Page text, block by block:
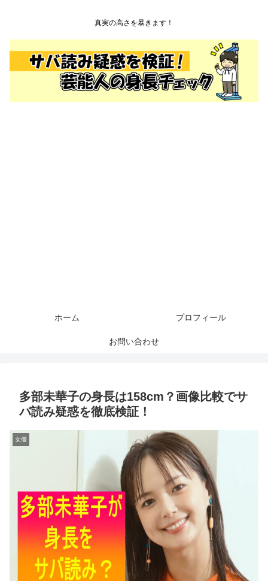
真実の高さを暴きます！
ホーム プロフィール
お問い合わせ
多部未華子の身長は158cm？画像比較でサ
バ読み疑惑を徹底検証！
女優